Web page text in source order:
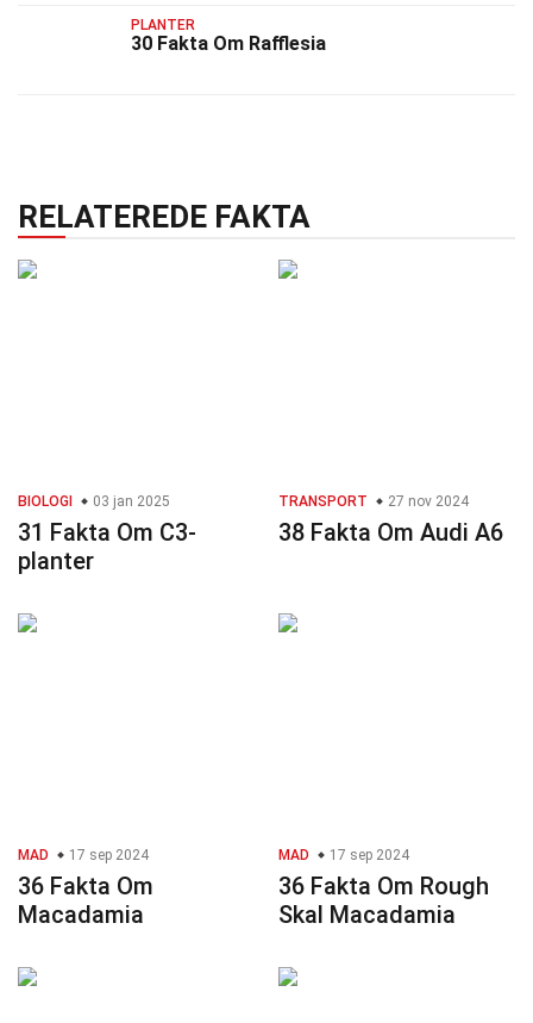
PLANTER
30 Fakta Om Rafflesia
RELATEREDE FAKTA
BIOLOGI 03 jan 2025
31 Fakta Om C3-
planter
TRANSPORT 27 nov 2024
38 Fakta Om Audi A6
MAD 17 sep 2024
36 Fakta Om
Macadamia
MAD 17 sep 2024
36 Fakta Om Rough
Skal Macadamia